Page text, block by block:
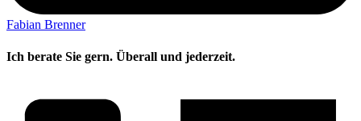
Fabian Brenner
Ich berate Sie gern. Überall und jederzeit.